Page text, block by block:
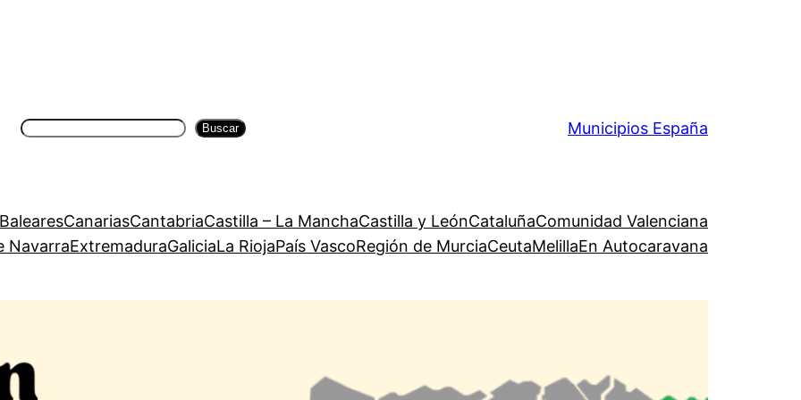
Buscar Buscar Municipios España
CanariasCantabriaCastilla – La ManchaCastilla y LeónCataluñaComunidad Valenciana
NavarraExtremaduraGaliciaLa RiojaPaís VascoRegión de MurciaCeutaMelillaEn Autocaravana